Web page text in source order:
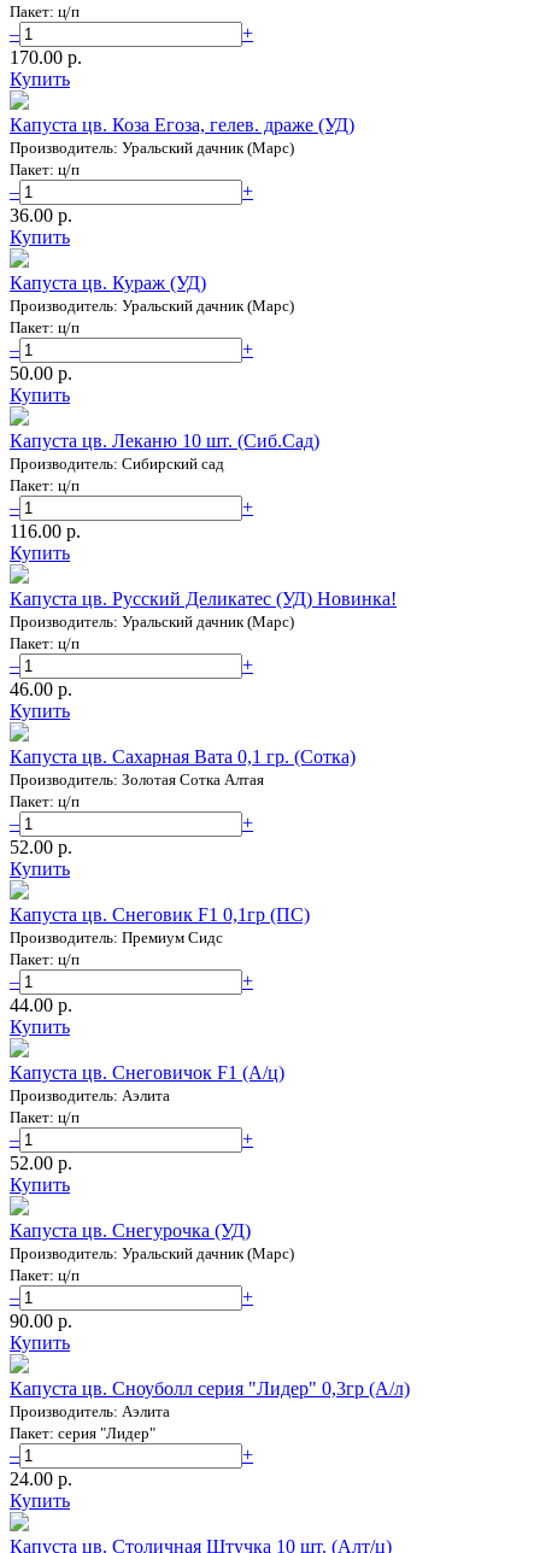
Пакет: ц/п
–
+
170.00 p.
Купить
Капуста цв. Коза Егоза, гелев. драже (УД)
Производитель: Уральский дачник (Марс)
Пакет: ц/п
–
+
36.00 p.
Купить
Капуста цв. Кураж (УД)
Производитель: Уральский дачник (Марс)
Пакет: ц/п
–
+
50.00 p.
Купить
Капуста цв. Леканю 10 шт. (Сиб.Сад)
Производитель: Сибирский сад
Пакет: ц/п
–
+
116.00 p.
Купить
Капуста цв. Русский Деликатес (УД) Новинка!
Производитель: Уральский дачник (Марс)
Пакет: ц/п
–
+
46.00 p.
Купить
Капуста цв. Сахарная Вата 0,1 гр. (Сотка)
Производитель: Золотая Сотка Алтая
Пакет: ц/п
–
+
52.00 p.
Купить
Капуста цв. Снеговик F1 0,1гр (ПС)
Производитель: Премиум Сидс
Пакет: ц/п
–
+
44.00 p.
Купить
Капуста цв. Снеговичок F1 (А/ц)
Производитель: Аэлита
Пакет: ц/п
–
+
52.00 p.
Купить
Капуста цв. Снегурочка (УД)
Производитель: Уральский дачник (Марс)
Пакет: ц/п
–
+
90.00 p.
Купить
Капуста цв. Сноуболл серия "Лидер" 0,3гр (А/л)
Производитель: Аэлита
Пакет: серия "Лидер"
–
+
24.00 p.
Купить
Капуста цв. Столичная Штучка 10 шт. (Алт/ц)